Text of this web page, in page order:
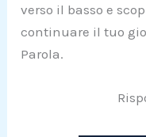
verso il basso e
continuare il tuo
Parola.